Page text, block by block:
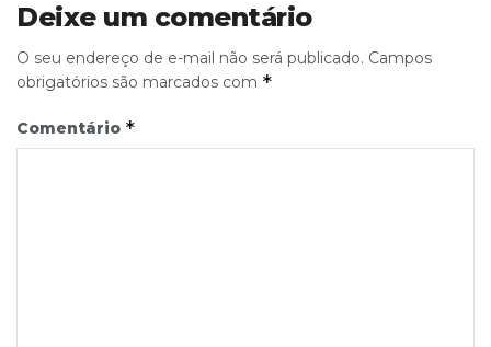
Deixe um comentário
O seu endereço de e-mail não será publicado. Campos
obrigatórios são marcados com *
Comentário *